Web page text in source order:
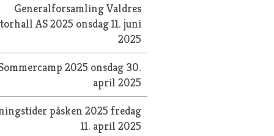
Generalforsamling Valdres
AS 2025 onsdag 11. juni
2025
2025 onsdag 30.
april 2025
påsken 2025fredag
11. april 2025